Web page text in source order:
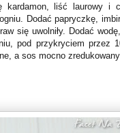
liść laurowy i
Dodać papryczkę,
się uwolniły. Dodać
pod przykryciem
a sos mocno